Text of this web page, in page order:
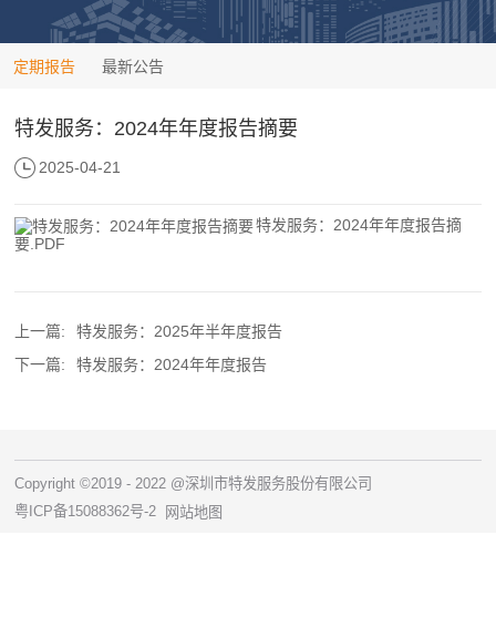
定期报告 最新公告
特发服务：2024年年度报告摘要
2025-04-21
特发服务：2024年年度报告摘
要.PDF
上一篇:
特发服务：2025年半年度报告
下一篇:
特发服务：2024年年度报告
Copyright ©2019 - 2022 @深圳市特发服务股份有限公司
粤ICP备15088362号-2
网站地图